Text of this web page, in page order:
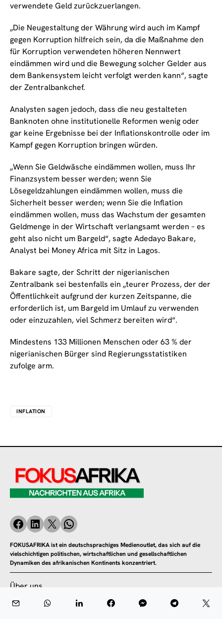
verwendete Geld zurückzuerlangen.
„Die Neugestaltung der Währung wird auch im Kampf
gegen Korruption hilfreich sein, da die Maßnahme den
für Korruption verwendeten höheren Nennwert
eindämmen wird und die Bewegung solcher Gelder aus
dem Bankensystem leicht verfolgt werden kann“, sagte
der Zentralbankchef.
Analysten sagen jedoch, dass die neu gestalteten
Banknoten ohne institutionelle Reformen wenig oder
gar keine Ergebnisse bei der Inflationskontrolle oder im
Kampf gegen Korruption bringen würden.
„Wenn Sie Geldwäsche eindämmen wollen, muss Ihr
Finanzsystem besser werden; wenn Sie
Lösegeldzahlungen eindämmen wollen, muss die
Sicherheit besser werden; wenn Sie die Inflation
eindämmen wollen, muss das Wachstum der gesamten
Geldmenge in der Wirtschaft verlangsamt werden – es
geht also nicht um Bargeld“, sagte Adedayo Bakare,
Analyst bei Money Africa mit Sitz in Lagos.
Bakare sagte, der Schritt der nigerianischen
Zentralbank sei bestenfalls ein „teurer Prozess, der der
Öffentlichkeit aufgrund der kurzen Zeitspanne, die
erforderlich ist, um Bargeld im Umlauf zu verwenden
oder einzuzahlen, viel Schmerz bereiten wird“.
Mindestens 133 Millionen Menschen oder 63 % der
nigerianischen Bürger sind Regierungsstatistiken
zufolge arm.
INFLATION
FOKUSAFRIKA ist ein deutschsprachiges Medienoutlet, das sich auf die
vielschichtigen politischen, wirtschaftlichen und gesellschaftlichen
Dynamiken des afrikanischen Kontinents konzentriert.
Über uns
Kontakt
Datenschutzrichtlinie